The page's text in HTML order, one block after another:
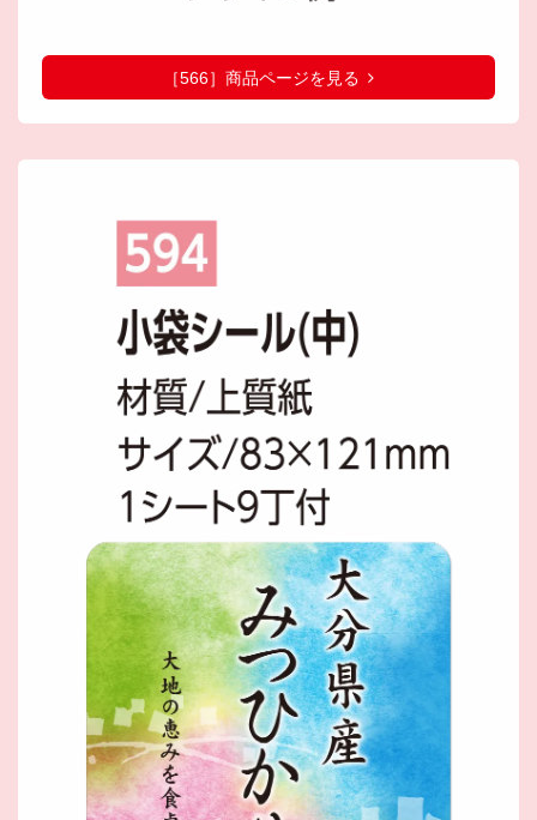
［566］商品ページを見る